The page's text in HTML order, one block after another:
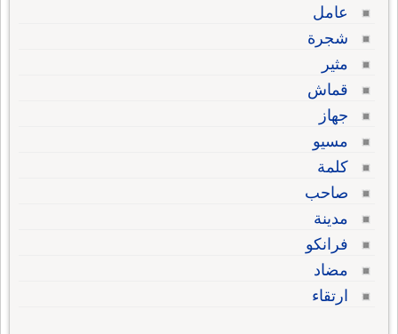
عامل
شجرة
مثير
قماش
جهاز
مسيو
كلمة
صاحب
مدينة
فرانكو
مضاد
ارتقاء